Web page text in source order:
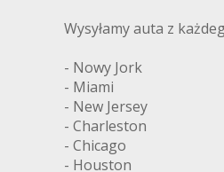
Wysyłamy auta z
- Nowy Jork
- Miami
- New Jersey
- Charleston
- Chicago
- Houston